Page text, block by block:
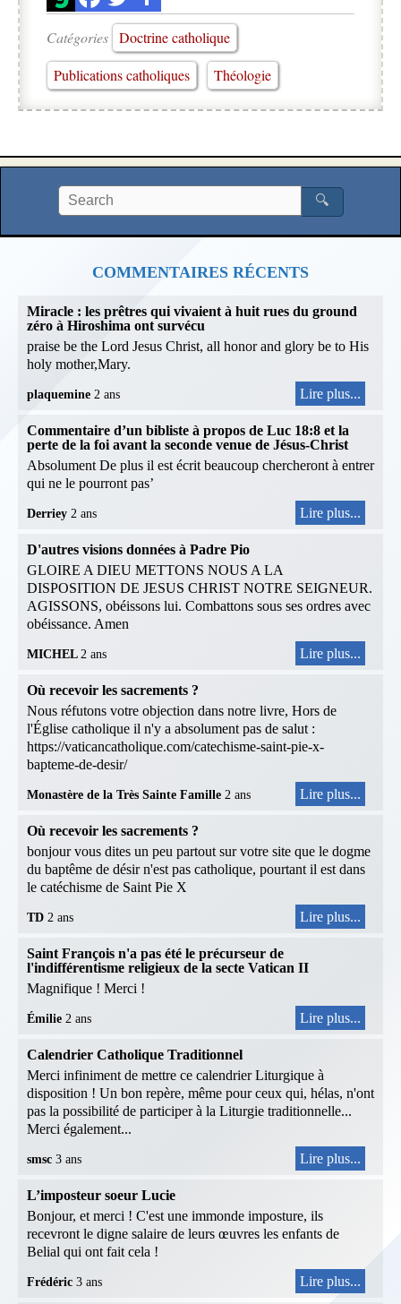
Catégories Doctrine catholique
Publications catholiques
Théologie
🔍
COMMENTAIRES RÉCENTS
Miracle : les prêtres qui vivaient à huit rues du ground
zéro à Hiroshima ont survécu
praise be the Lord Jesus Christ, all honor and glory be to His
holy mother,Mary.
plaquemine 2 ans Lire plus...
Commentaire d’un bibliste à propos de Luc 18:8 et la
perte de la foi avant la seconde venue de Jésus-Christ
Absolument De plus il est écrit beaucoup chercheront à entrer
qui ne le pourront pas’
Derriey 2 ans Lire plus...
D'autres visions données à Padre Pio
GLOIRE A DIEU METTONS NOUS A LA
DISPOSITION DE JESUS CHRIST NOTRE SEIGNEUR.
AGISSONS, obéissons lui. Combattons sous ses ordres avec
obéissance. Amen
MICHEL 2 ans Lire plus...
Où recevoir les sacrements ?
Nous réfutons votre objection dans notre livre, Hors de
l'Église catholique il n'y a absolument pas de salut :
https://vaticancatholique.com/catechisme-saint-pie-x-
bapteme-de-desir/
Monastère de la Très Sainte Famille 2 ans Lire plus...
Où recevoir les sacrements ?
bonjour vous dites un peu partout sur votre site que le dogme
du baptême de désir n'est pas catholique, pourtant il est dans
le catéchisme de Saint Pie X
TD 2 ans Lire plus...
Saint François n'a pas été le précurseur de
l'indifférentisme religieux de la secte Vatican II
Magnifique ! Merci !
Émilie 2 ans Lire plus...
Calendrier Catholique Traditionnel
Merci infiniment de mettre ce calendrier Liturgique à
disposition ! Un bon repère, même pour ceux qui, hélas, n'ont
pas la possibilité de participer à la Liturgie traditionnelle...
Merci également...
smsc 3 ans Lire plus...
L’imposteur soeur Lucie
Bonjour, et merci ! C'est une immonde imposture, ils
recevront le digne salaire de leurs œuvres les enfants de
Belial qui ont fait cela !
Frédéric 3 ans Lire plus...